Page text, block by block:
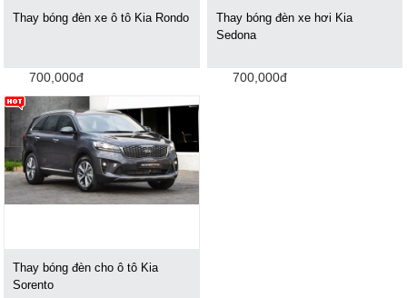
Thay bóng đèn xe ô tô Kia Rondo
700,000đ
Thay bóng đèn xe hơi Kia
Sedona
700,000đ
Thay bóng đèn cho ô tô Kia
Sorento